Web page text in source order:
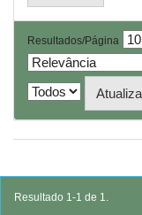
Resultados/Página
Resultado 1-1 de 1.